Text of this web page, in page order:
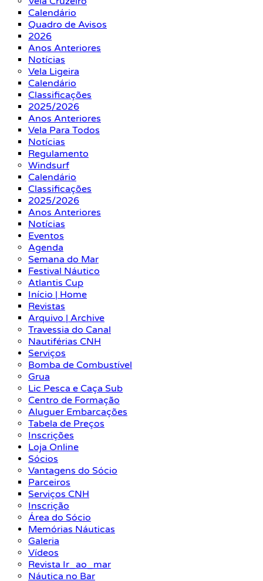
Calendário
Quadro de Avisos
2026
Anos Anteriores
Notícias
Vela Ligeira
Calendário
Classificações
2025/2026
Anos Anteriores
Vela Para Todos
Notícias
Regulamento
Windsurf
Calendário
Classificações
2025/2026
Anos Anteriores
Notícias
Eventos
Agenda
Semana do Mar
Festival Náutico
Atlantis Cup
Início | Home
Revistas
Arquivo | Archive
Travessia do Canal
Nautiférias CNH
Serviços
Bomba de Combustível
Grua
Lic Pesca e Caça Sub
Centro de Formação
Aluguer Embarcações
Tabela de Preços
Inscrições
Loja Online
Sócios
Vantagens do Sócio
Parceiros
Serviços CNH
Inscrição
Área do Sócio
Memórias Náuticas
Galeria
Vídeos
Revista Ir_ao_mar
Náutica no Bar